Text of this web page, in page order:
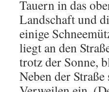
Tauern in das
Landschaft und
einige
liegt an den
trotz der Sonne,
Neben der